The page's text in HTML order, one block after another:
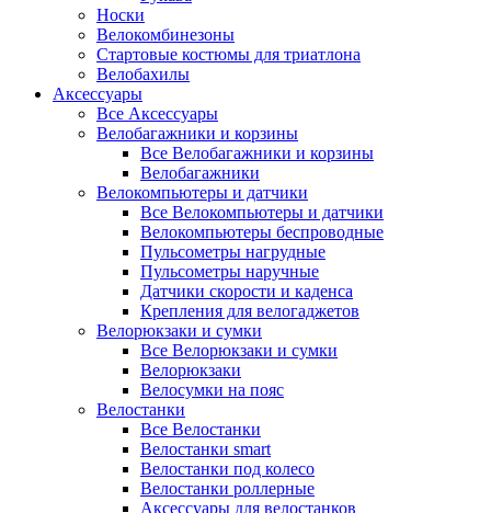
Носки
Велокомбинезоны
Стартовые костюмы для триатлона
Велобахилы
Аксессуары
Все Аксессуары
Велобагажники и корзины
Все Велобагажники и корзины
Велобагажники
Велокомпьютеры и датчики
Все Велокомпьютеры и датчики
Велокомпьютеры беспроводные
Пульсометры нагрудные
Пульсометры наручные
Датчики скорости и каденса
Крепления для велогаджетов
Велорюкзаки и сумки
Все Велорюкзаки и сумки
Велорюкзаки
Велосумки на пояс
Велостанки
Все Велостанки
Велостанки smart
Велостанки под колесо
Велостанки роллерные
Аксессуары для велостанков